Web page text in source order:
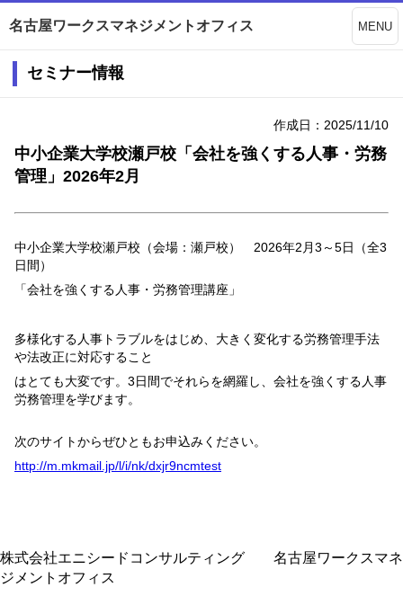
名古屋ワークスマネジメントオフィス MENU
セミナー情報
作成日：2025/11/10
中小企業大学校瀬戸校「会社を強くする人事・労務
管理」2026年2月
中小企業大学校瀬戸校（会場：瀬戸校） 2026年2 月3 ～5日（全3
日間）
「会社を強くする人事・労務管理講座」
多様化する人事トラブルをはじめ、大きく変化する労務管理手法
や法改正に対応すること
はとても大変です。 3日間でそれらを網羅し、会社を強くする人事
労務管理を学びます。
次のサイトからぜひともお申込みください。
http://m.mkmail.jp/l/i/nk/dxjr9ncmtest
株式会社エニシードコンサルティング 名古屋ワークスマネ
ジメントオフィス